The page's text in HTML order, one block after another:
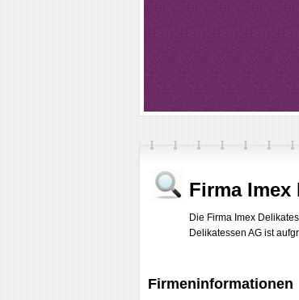
Firma Imex
Die Firma Imex
Delikatessen AG ist
Firmeninformationen